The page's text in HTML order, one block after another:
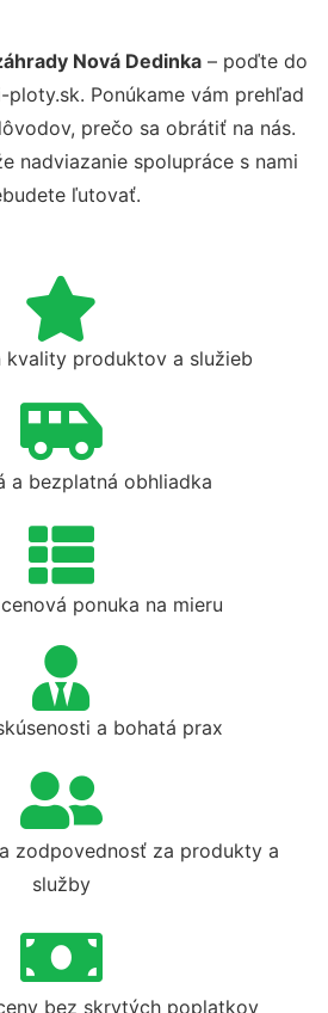
Nová Dedinka – poďte do
Ponúkame vám prehľad
prečo sa obrátiť na nás.
nadviazanie spolupráce s nami
ľutovať.
kvality produktov a služieb
a bezplatná obhliadka
ponuka na mieru
a bohatá prax
zodpovednosť za produkty a
služby
bez skrytých poplatkov